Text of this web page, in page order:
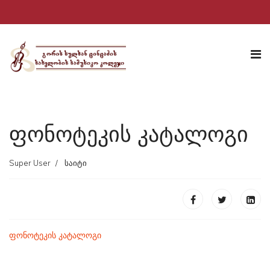
ფონოტეკის კატალოგი
Super User საიტი
ფონოტეკის კატალოგი